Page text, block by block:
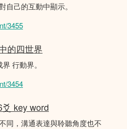
自己的互動中顯示。
3455
的四世界
行動界。
3454
key word
同，溝通表達與聆聽角度也不